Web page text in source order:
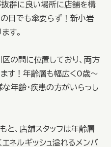
群に良い場所に店舗を構
日でも傘要らず！新小岩
す。
の間に位置しており、両方
す！年齢層も幅広く0歳～
年齢・疾患の方がいらっし
と、店舗スタッフは年齢層
ネルギッシュ溢れるメンバ